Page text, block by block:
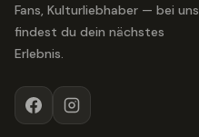
Fans, Kulturliebhaber — bei uns
findest du dein nächstes
Erlebnis.